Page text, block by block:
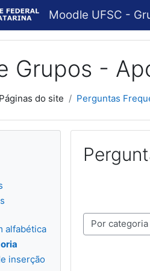
Moodle UFSC -
Grupos -
Páginas do site Perguntas
Navegar usando este índice
alfabética
inserção